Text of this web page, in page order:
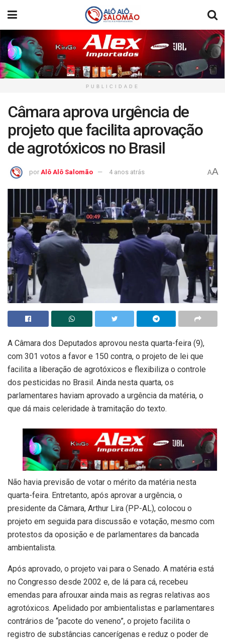
PUBLICIDADE
Câmara aprova urgência de
projeto que facilita aprovação
de agrotóxicos no Brasil
por Alô Alô Salomão 4 anos atrás AA
A Câmara dos Deputados aprovou nesta quarta-feira (9),
com 301 votos a favor e 150 contra, o projeto de lei que
facilita a liberação de agrotóxicos e flexibiliza o controle
dos pesticidas no Brasil. Ainda nesta quarta, os
parlamentares haviam aprovado a urgência da matéria, o
que dá mais celeridade à tramitação do texto.
Não havia previsão de votar o mérito da matéria nesta
quarta-feira. Entretanto, após aprovar a urgência, o
presidente da Câmara, Arthur Lira (PP-AL), colocou o
projeto em seguida para discussão e votação, mesmo com
protestos da oposição e de parlamentares da bancada
ambientalista.
Após aprovado, o projeto vai para o Senado. A matéria está
no Congresso desde 2002 e, de lá para cá, recebeu
emendas para afrouxar ainda mais as regras relativas aos
agrotóxicos. Apelidado por ambientalistas e parlamentares
contrários de “pacote do veneno”, o projeto facilita o
registro de substâncias cancerígenas e reduz o poder de